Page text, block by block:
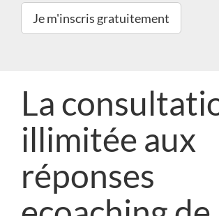
Je m'inscris gratuitement
La
illimitée aux
réponses